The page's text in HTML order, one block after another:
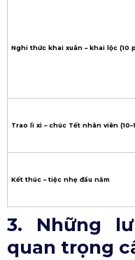
Nghi thức khai xuân – khai lộc (10
Trao lì xì – chúc Tết nhân viên
Kết thúc – tiệc nhẹ đầu năm
3. Những
quan trọng